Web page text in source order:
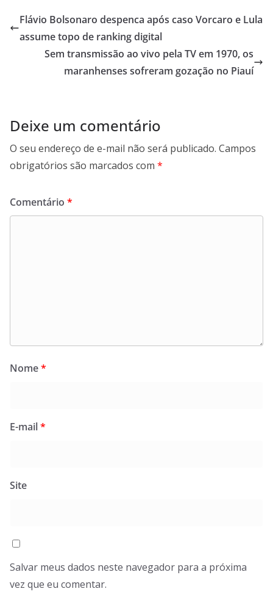
s
A
p
er b
o
o
k
gr
a
m
l l e
Flávio Bolsonaro despenca após caso Vorcaro e Lula
assume topo de ranking digital
Sem transmissão ao vivo pela TV em 1970, os
maranhenses sofreram gozação no Piauí
Deixe um comentário
O seu endereço de e-mail não será publicado. Campos
obrigatórios são marcados com *
Comentário *
Nome*
E-mail*
Site
Salvar meus dados neste navegador para a próxima
vez que eu comentar.